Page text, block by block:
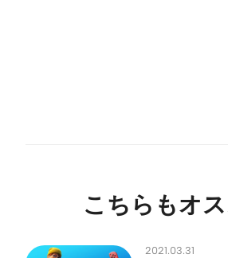
こちらもオ
2021.03.31